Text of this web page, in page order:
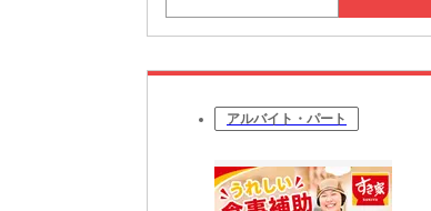
アルバイト・パート